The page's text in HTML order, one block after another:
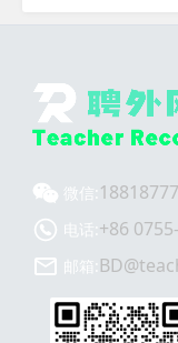
微信:
电话: +86
邮箱: